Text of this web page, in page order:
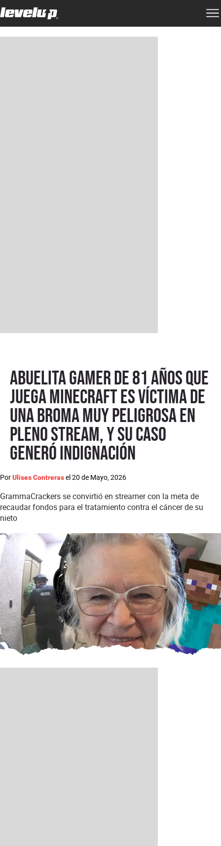
Abuelita gamer de 81 años que
juega Minecraft es víctima de
una broma muy peligrosa en
pleno stream, y su caso
generó indignación
PorUlises Contrerasel20 de Mayo, 2026
GrammaCrackers se convirtió en streamer con la meta de
recaudar fondos para el tratamiento contra el cáncer de su
nieto